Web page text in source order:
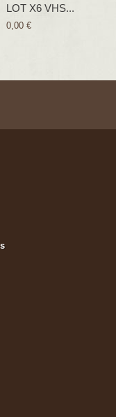
LOT X6 VHS...
0,00 €